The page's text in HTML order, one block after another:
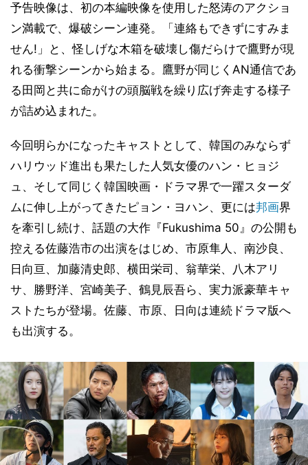
予告映像は、初の本編映像を使用した怒涛のアクショ
ン満載で、爆破シーン連発。「連絡もできずにすみま
せん!」と、怪しげな木箱を破壊し傷だらけで鷹野が現
れる衝撃シーンから始まる。鷹野が同じくAN通信であ
る田岡と共に命がけの頭脳戦を繰り広げ奔走する様子
が詰め込まれた。
今回明らかになったキャストとして、韓国のみならず
ハリウッド進出も果たした人気女優のハン・ヒョジ
ュ、そして同じく韓国映画・ドラマ界で一躍スターダ
ムに伸し上がってきたピョン・ヨハン、更には邦画界
を牽引し続け、話題の大作『Fukushima 50』の公開も
控える佐藤浩市の出演をはじめ、市原隼人、南沙良、
日向亘、加藤清史郎、横田栄司、翁華栄、八木アリ
サ、勝野洋、宮崎美子、鶴見辰吾ら、実力派豪華キャ
ストたちが登場。佐藤、市原、日向は連続ドラマ版へ
も出演する。